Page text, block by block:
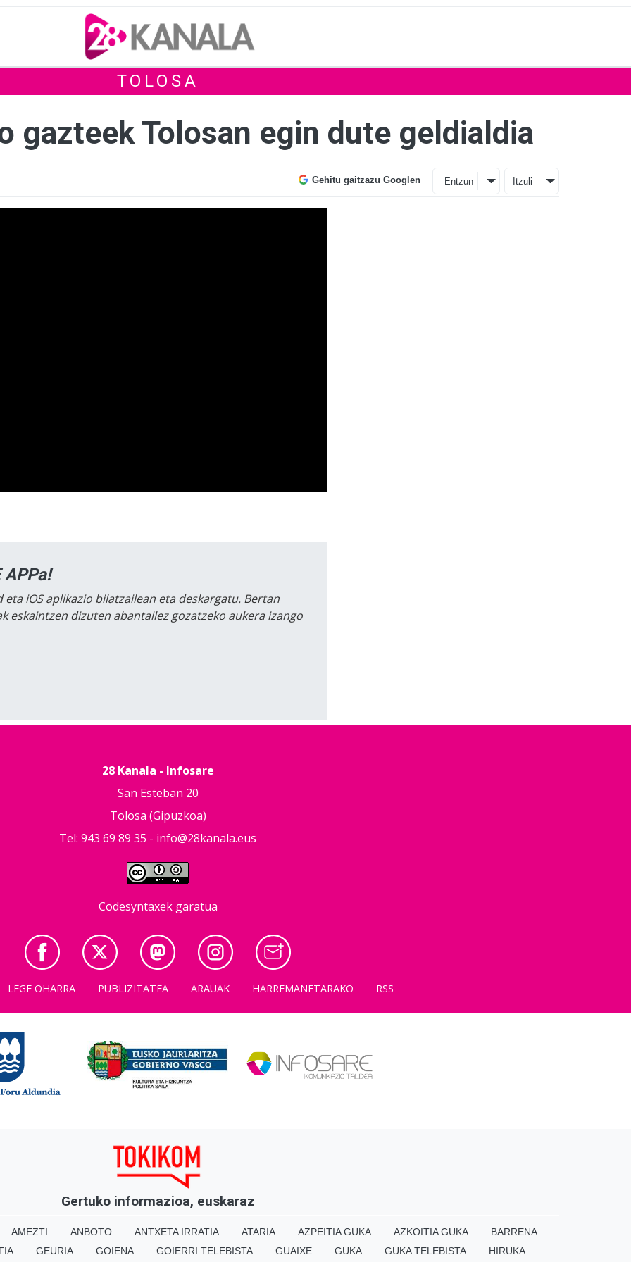
TOLOSA
gazteek Tolosan egin dute geldialdia
Gehitu gaitzazu Googlen Entzun Itzuli
APPa!
iOS aplikazio bilatzailean eta deskargatu. Bertan
eskaintzen dizuten abantailez gozatzeko aukera izango
28 Kanala - Infosare
San Esteban 20
Tolosa (Gipuzkoa)
Tel: 943 69 89 35 - info@28kanala.eus
Codesyntaxek garatua
LEGE OHARRA PUBLIZITATEA ARAUAK HARREMANETARAKO RSS
Gertuko informazioa, euskaraz
AMEZTI ANBOTO ANTXETA IRRATIA ATARIA AZPEITIA GUKA AZKOITIA GUKA
BARRENA
GEURIA GOIENA GOIERRI TELEBISTA GUAIXE GUKA GUKA TELEBISTA HIRUKA